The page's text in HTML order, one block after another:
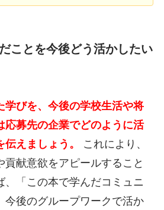
ことを今後どう活かしたい
学びを、今後の学校生活や将
応募先の企業でどのように活
えましょう。
これにより、
貢献意欲をアピールすること
、「この本で学んだコミュニ
今後のグループワークで活か